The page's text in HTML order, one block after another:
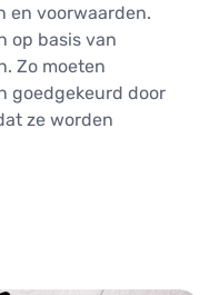
en voorwaarden.
op basis van
Zo moeten
goedgekeurd door
ze worden